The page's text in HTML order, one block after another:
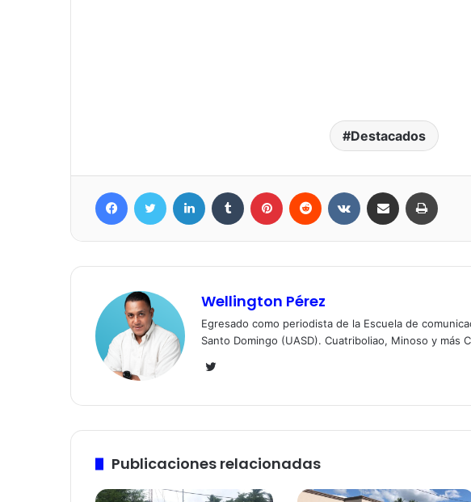
Destacados
FacebookTwitter LinkedIn Tumblr Pinterest Reddit VKontakteCompartir por correo electrónico
Wellington Pérez
Egresado como periodista de la Escuela de
Santo Domingo (UASD). Cuatriboliao, Minoso y más
Twitter
Publicaciones relacionadas